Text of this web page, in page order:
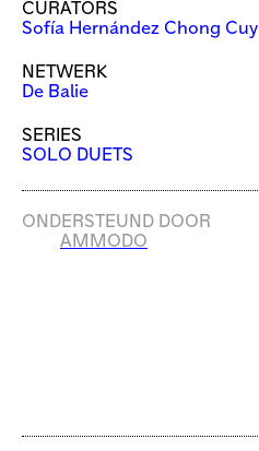
CURATORS
Sofía Hernández Chong Cuy
NETWERK
De Balie
SERIES
SOLO DUETS
ONDERSTEUND DOOR
AMMODO